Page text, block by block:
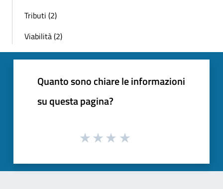
Tributi (2)
Viabilità (2)
Quanto sono chiare le informazioni
su questa pagina?